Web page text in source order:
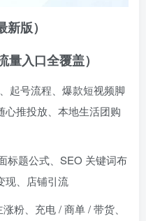
版）
入口全覆盖）
起号流程、爆款短视频脚
心推投放、本地生活团购
标题公式、SEO 关键词布
现、店铺引流
粉、充电 / 商单 / 带货、